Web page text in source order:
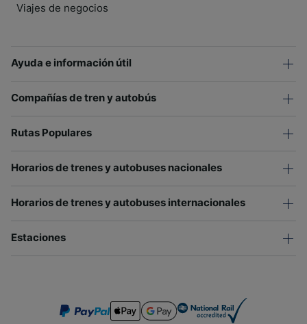
Viajes de negocios
Ayuda e información útil
Compañías de tren y autobús
Rutas Populares
Horarios de trenes y autobuses nacionales
Horarios de trenes y autobuses internacionales
Estaciones